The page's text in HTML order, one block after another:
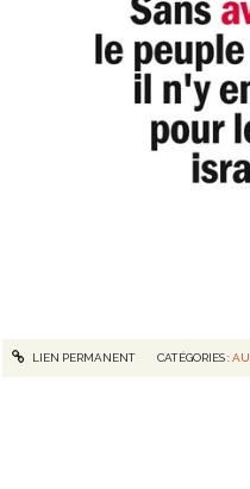
LIEN PERMANENT CATÉGORIES :AU